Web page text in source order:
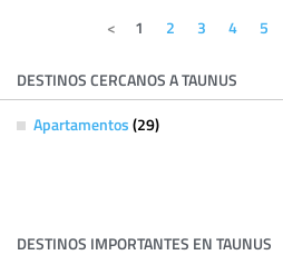
1 2 3 4 5
DESTINOS CERCANOS A TAUNUS
Apartamentos (29)
DESTINOS IMPORTANTES EN TAUNUS